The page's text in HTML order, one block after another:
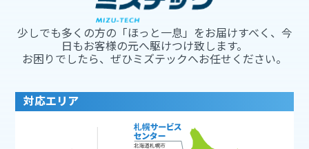
少しでも多くの方の「ほっと一息」をお届けすべく、今
日もお客様の元へ駆けつけ致します。
お困りでしたら、ぜひミズテックへお任せください。
対応エリア